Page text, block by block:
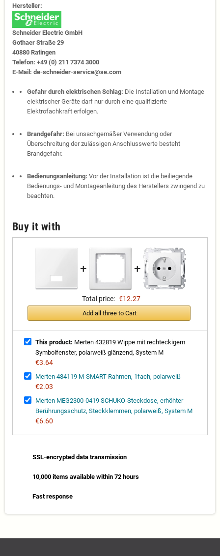
Hersteller:
Schneider Electric GmbH
Gothaer Straße 29
40880 Ratingen
Telefon: +49 (0) 211 7374 3000
E-Mail: de-schneider-service@se.com
Gefahr durch elektrischen Schlag: Die Installation und Montage
elektrischer Geräte darf nur durch eine qualifizierte
Elektrofachkraft erfolgen.
Brandgefahr: Bei unsachgemäßer Verwendung oder
Überschreitung der zulässigen Anschlusswerte besteht
Brandgefahr.
Bedienungsanleitung: Vor der Installation ist die beiliegende
Bedienungs- und Montageanleitung des Herstellers zwingend zu
beachten.
Buy it with
+ +
Total price: €12.27
Add all three to Cart
This product: Merten 432819 Wippe mit rechteckigem
Symbolfenster, polarweiß glänzend, System M
€3.64
Merten 484119 M-SMART-Rahmen, 1fach, polarweiß
€2.03
Merten MEG2300-0419 SCHUKO-Steckdose, erhöhter
Berührungsschutz, Steckklemmen, polarweiß, System M
€6.60
SSL-encrypted data transmission
10,000 items available within 72 hours
Fast response